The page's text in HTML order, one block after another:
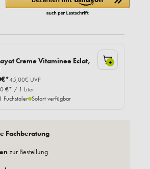
Creme Vitaminee Eclat,
45,00€ UVP
€* / 1 Liter
Fuchstaler Sofort verfügbar
+
Fachberatung
zur Bestellung